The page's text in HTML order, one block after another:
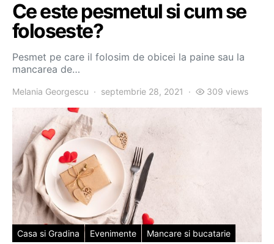
Ce este pesmetul si cum se
foloseste?
Pesmet pe care il folosim de obicei la paine sau la
mancarea de…
Melania Georgescu septembrie 28, 2021 309 views
Casa si Gradina Evenimente Mancare si bucatarie